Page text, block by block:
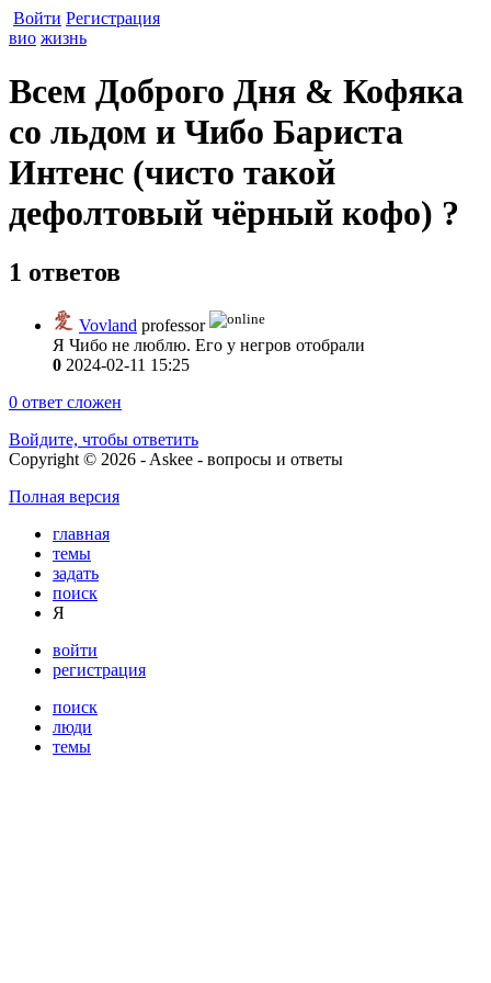
Войти Регистрация
вио жизнь
Всем Доброго Дня & Кофяка
со льдом и Чибо Бариста
Интенс (чисто такой
дефолтовый чёрный кофо) ?
1 ответов
Vovland professor
Я Чибо не люблю. Его у негров отобрали
0 2024-02-11 15:25
0 ответ сложен
Войдите, чтобы ответить
Copyright © 2026 - Askee - вопросы и ответы
Полная версия
главная
темы
задать
поиск
Я
войти
регистрация
поиск
люди
темы